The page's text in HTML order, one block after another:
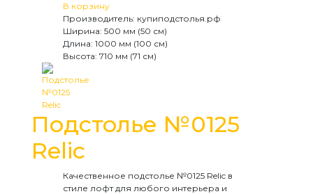
В корзину
Производитель: купиподстолья.рф
Ширина: 500 мм (50 см)
Длина: 1000 мм (100 см)
Высота: 710 мм (71 см)
Подстолье №0125
Relic
Качественное подстолье №0125 Relic в
стиле лофт для любого интерьера и